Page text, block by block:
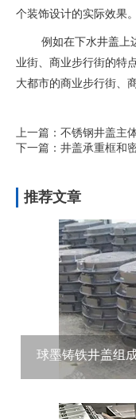
个装饰设计的实际效果。
例如在下水井盖上
业街、商业步行街的特
大都市的商业步行街、
上一篇：不锈钢井盖主
下一篇：井盖承重框和
推荐文章
球墨铸铁井盖组